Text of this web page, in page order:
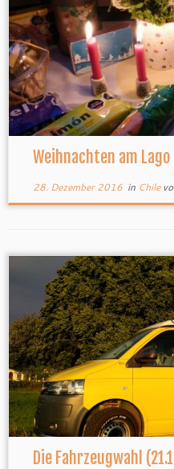
Weihnachten am Lago
28. Dezember 2016in Chile
Die Fahrzeugwahl